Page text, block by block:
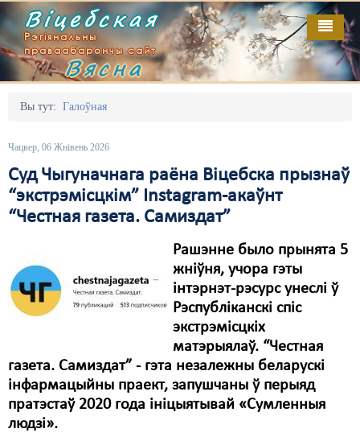
Віцебская
Рэгіянальны
праваабарончы сайт
Вясна
Вы тут: Галоўная
Чацвер, 06 Жнівень 2026
Суд Чыгуначнага раёна Віцебска прызнаў
“экстрэмісцкім” Instagram-акаўнт
“Честная газета. Самиздат”
Рашэнне было прынята 5
жніўня, учора гэты
інтэрнэт-рэсурс унеслі ў
Рэспубліканскі спіс
экстрэмісцкіх
матэрыялаў. “Честная
газета. Самиздат” - гэта незалежны беларускі
інфармацыйны праект, запушчаны ў перыяд
пратэстаў 2020 года ініцыятывай «Сумленныя
людзі».
Галоўная
Адміністрацыйны перасьлед
Безбар'ернае асяродзьдзе
Выбары
Дзяржава
Дыскрымінацыя
Карная псыхіятрыя
КПЧ ААН
Культурныя правы
Выданьні
Кантакт
Пра нас